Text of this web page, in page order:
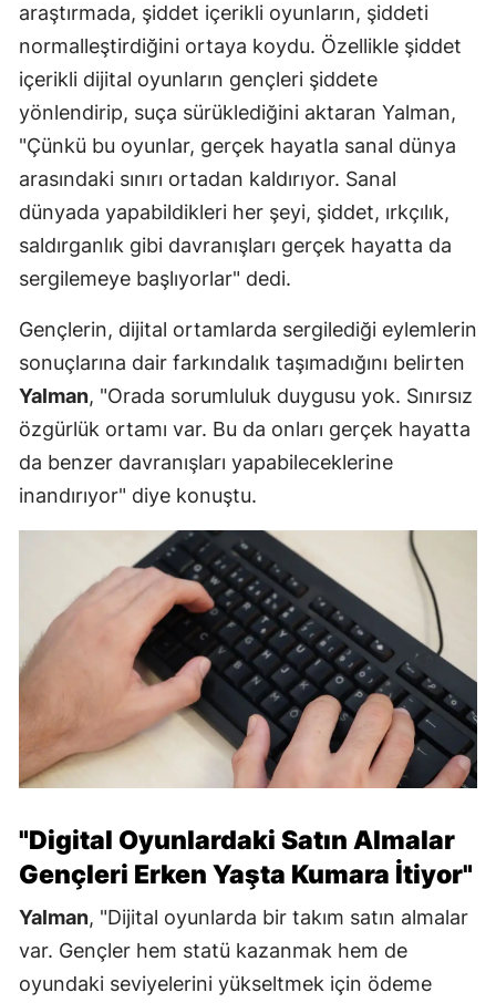
araştırmada, şiddet içerikli oyunların, şiddeti
normalleştirdiğini ortaya koydu. Özellikle şiddet
içerikli dijital oyunların gençleri şiddete
yönlendirip, suça sürüklediğini aktaran Yalman,
"Çünkü bu oyunlar, gerçek hayatla sanal dünya
arasındaki sınırı ortadan kaldırıyor. Sanal
dünyada yapabildikleri her şeyi, şiddet, ırkçılık,
saldırganlık gibi davranışları gerçek hayatta da
sergilemeye başlıyorlar" dedi.
Gençlerin, dijital ortamlarda sergilediği eylemlerin
sonuçlarına dair farkındalık taşımadığını belirten
Yalman, "Orada sorumluluk duygusu yok. Sınırsız
özgürlük ortamı var. Bu da onları gerçek hayatta
da benzer davranışları yapabileceklerine
inandırıyor" diye konuştu.
"Digital Oyunlardaki Satın Almalar
Gençleri Erken Yaşta Kumara İtiyor"
Yalman, "Dijital oyunlarda bir takım satın almalar
var. Gençler hem statü kazanmak hem de
oyundaki seviyelerini yükseltmek için ödeme